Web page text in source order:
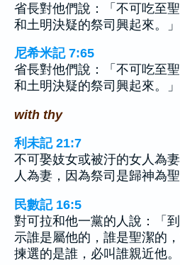
省長對他們說：「不可吃至
和土明決疑的祭司興起來。」
尼希米記 7:65
省長對他們說：「不可吃至
和土明決疑的祭司興起來。」
with thy
利未記 21:7
不可娶妓女或被汙的女人為
人為妻，因為祭司是歸神為聖
民數記 16:5
對可拉和他一黨的人說：「
示誰是屬他的，誰是聖潔的
揀選的是誰，必叫誰親近他。